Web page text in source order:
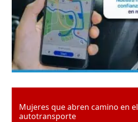
Mujeres que abren camino en el
autotransporte